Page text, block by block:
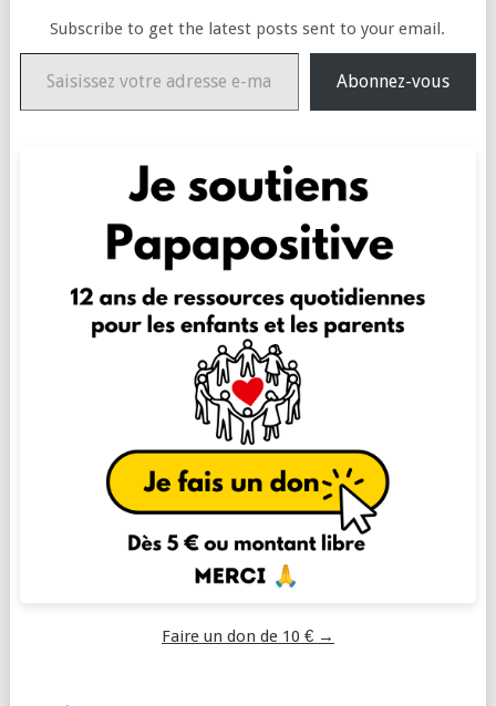
Subscribe to get the latest posts sent to your email.
Saisissez votre adresse e-mail…
Abonnez-vous
Faire un don de 10 € →